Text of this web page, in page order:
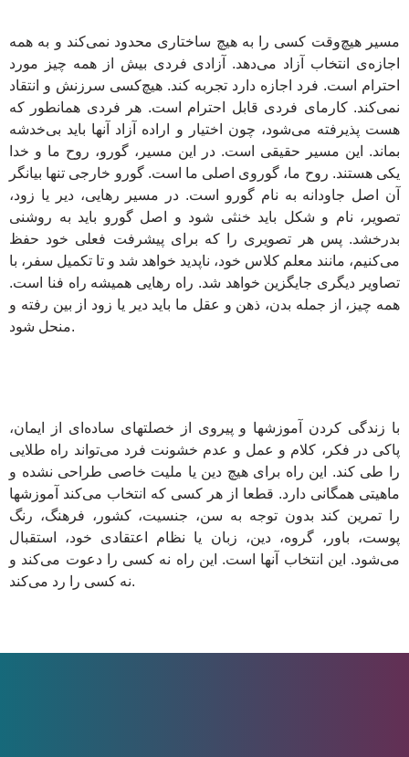
مسیر هیچ‌وقت کسی را به هیچ ساختاری محدود نمی‌کند و به همه
اجازه‌ی انتخاب آزاد می‌دهد. آزادی فردی بیش از همه چیز مورد
احترام است. فرد اجازه دارد تجربه کند. هیچ‌کسی سرزنش و انتقاد
نمی‌کند. کارمای فردی قابل احترام است. هر فردی همانطور که
هست پذیرفته می‌شود، چون اختیار و اراده آزاد آنها باید بی‌خدشه
بماند. این مسیر حقیقی است. در این مسیر، گورو، روح ما و خدا
یکی هستند. روح ما، گوروی اصلی ما است. گورو خارجی تنها بیانگر
آن اصل جاودانه به نام گورو است. در مسیر رهایی، دیر یا زود،
تصویر، نام و شکل باید خنثی شود و اصل گورو باید به روشنی
بدرخشد. پس هر تصویری را که برای پیشرفت فعلی خود حفظ
می‌کنیم، مانند معلم کلاس خود، ناپدید خواهد شد و تا تکمیل سفر، با
تصاویر دیگری جایگزین خواهد شد. راه رهایی همیشه راه فنا است.
همه چیز، از جمله بدن، ذهن و عقل ما باید دیر یا زود از بین رفته و
منحل شود.
با زندگی کردن آموزشها و پیروی از خصلتهای ساده‌ای از ایمان،
پاکی در فکر، کلام و عمل و عدم خشونت فرد می‌تواند راه طلایی
را طی کند. این راه برای هیچ دین یا ملیت خاصی طراحی نشده و
ماهیتی همگانی دارد. قطعا از هر کسی که انتخاب می‌کند آموزشها
را تمرین کند بدون توجه به سن، جنسیت، کشور، فرهنگ، رنگ
پوست، باور، گروه، دین، زبان یا نظام اعتقادی خود، استقبال
می‌شود. این انتخاب آنها است. این راه نه کسی را دعوت می‌کند و
نه کسی را رد می‌کند.